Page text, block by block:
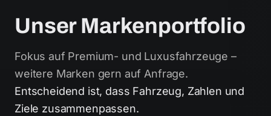
Unser Markenportfolio
Fokus auf Premium- und Luxusfahrzeuge –
weitere Marken gern auf Anfrage.
Entscheidend ist, dass Fahrzeug, Zahlen und
Ziele zusammenpassen.